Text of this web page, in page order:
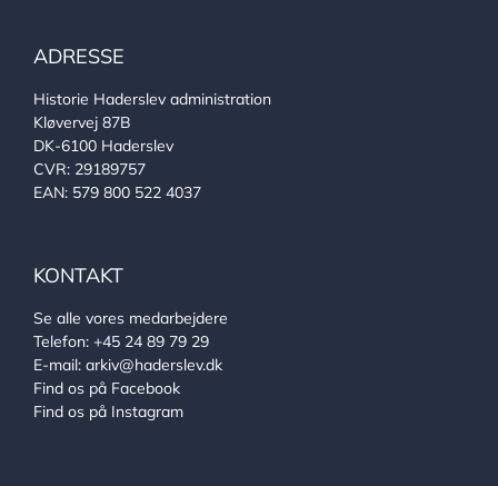
ADRESSE
Historie Haderslev administration
Kløvervej 87B
DK-6100 Haderslev
CVR: 29189757
EAN: 579 800 522 4037
KONTAKT
Se alle vores medarbejdere
Telefon: +45 24 89 79 29
E-mail: arkiv@haderslev.dk
Find os på Facebook
Find os på Instagram